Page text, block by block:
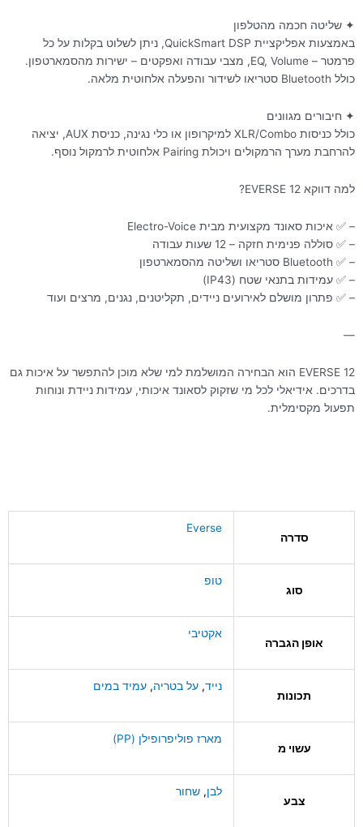
✦ שליטה חכמה מהטלפון
באמצעות אפליקציית QuickSmart DSP, ניתן לשלוט בקלות על כל
פרמטר – EQ, Volume, מצבי עבודה ואפקטים – ישירות מהסמארטפון.
כולל Bluetooth סטריאו לשידור והפעלה אלחוטית מלאה.
✦ חיבורים מגוונים
כולל כניסות XLR/Combo למיקרופון או כלי נגינה, כניסת AUX, יציאה
להרחבת מערך הרמקולים ויכולת Pairing אלחוטית לרמקול נוסף.
למה דווקא EVERSE 12?
– ✅ איכות סאונד מקצועית מבית Electro-Voice
– ✅ סוללה פנימית חזקה – 12 שעות עבודה
– ✅ Bluetooth סטריאו ושליטה מהסמארטפון
– ✅ עמידות בתנאי שטח (IP43)
– ✅ פתרון מושלם לאירועים ניידים, תקליטנים, נגנים, מרצים ועוד
—
EVERSE 12 הוא הבחירה המושלמת למי שלא מוכן להתפשר על איכות גם
בדרכים. אידיאלי לכל מי שזקוק לסאונד איכותי, עמידות ניידת ונוחות
תפעול מקסימלית.
סדרה
Everse
סוג
טופ
אופן הגברה
אקטיבי
תכונות
נייד, על בטריה, עמיד במים
עשוי מ
מארז פוליפרופילן (PP)
צבע
לבן, שחור